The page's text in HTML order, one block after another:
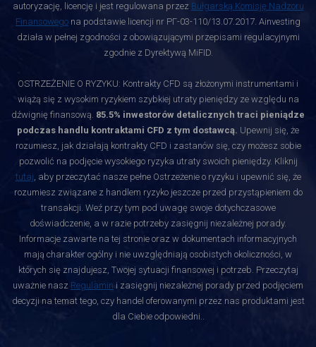
autoryzację, licencję i jest regulowana przez Bułgarską Komisję Nadzoru
Finansowego na podstawie licencji nr РГ-03-110/13.07.2017. Ainvesting
działa w pełnej zgodności z obowiązującymi przepisami regulacyjnymi
zgodnie z Dyrektywą MiFID.
OSTRZEŻENIE O RYZYKU: Kontrakty CFD są złożonymi instrumentami i
wiążą się z wysokim ryzykiem szybkiej utraty pieniędzy ze względu na
dźwignię finansową. 85.5% inwestorów detalicznych traci pieniądze
podczas handlu kontraktami CFD z tym dostawcą. Upewnij się, że
rozumiesz, jak działają kontrakty CFD i zastanów się, czy możesz sobie
pozwolić na podjęcie wysokiego ryzyka utraty swoich pieniędzy. Kliknij
tutaj, aby przeczytać nasze pełne Ostrzeżenie o ryzyku i upewnić się, że
rozumiesz związane z handlem ryzyko jeszcze przed przystąpieniem do
transakcji. Weź przy tym pod uwagę swoje dotychczasowe
doświadczenie, a w razie potrzeby zasięgnij niezależnej porady.
Informacje zawarte na tej stronie oraz w dokumentach informacyjnych
mają charakter ogólny i nie uwzględniają osobistych okoliczności, w
których się znajdujesz, Twojej sytuacji finansowej i potrzeb. Przeczytaj
uważnie nasz Regulamin i zasięgnij niezależnej porady przed podjęciem
decyzji na temat tego, czy handel oferowanymi przez nas produktami jest
dla Ciebie odpowiedni..